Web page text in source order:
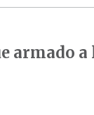
armado a